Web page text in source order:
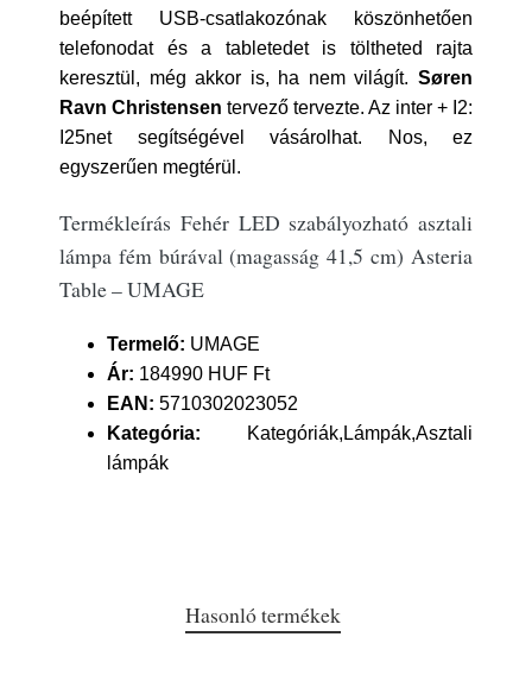
beépített USB-csatlakozónak köszönhetően
telefonodat és a tabletedet is töltheted rajta
keresztül, még akkor is, ha nem világít. Søren
Ravn Christensen tervező tervezte. Az inter + I2:
I25net segítségével vásárolhat. Nos, ez
egyszerűen megtérül.
Termékleírás Fehér LED szabályozható asztali
lámpa fém búrával (magasság 41,5 cm) Asteria
Table – UMAGE
Termelő: UMAGE
Ár: 184990 HUF Ft
EAN: 5710302023052
Kategória: Kategóriák,Lámpák,Asztali
lámpák
Hasonló termékek